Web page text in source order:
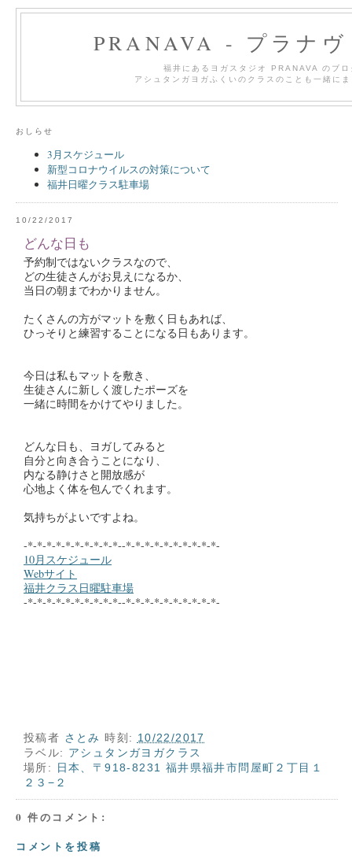
PRANAVA - プラナ
福井にあるヨガスタジオ PRANAVA のブロ
アシュタンガヨガふくいのクラスのことも一緒に
おしらせ
3月スケジュール
新型コロナウイルスの対策について
福井日曜クラス駐車場
10/22/2017
どんな日も
予約制ではないクラスなので、
どの生徒さんがお見えになるか、
当日の朝までわかりません。
たくさんの方がマットを敷く日もあれば、
ひっそりと練習することになる日もあります。
今日は私もマットを敷き、
生徒さんに新しく渡したポーズを
一緒に時間をかけてやりました。
どんな日も、ヨガしてみると
自分と向き合うことになり、
内なる静けさと開放感が
心地よく体を包んでくれます。
気持ちがよいですよね。
-*-*-*-*-*-*-*-*-*-*--*-*-*-*-*-*-*-*-*-*-
10月スケジュール
Webサイト
福井クラス日曜駐車場
-*-*-*-*-*-*-*-*-*-*--*-*-*-*-*-*-*-*-*-*-
投稿者 さとみ 時刻: 10/22/2017
ラベル: アシュタンガヨガクラス
場所:
日本、〒918-8231 福井県福井市問屋町２丁目１
２３−２
0 件のコメント:
コメントを投稿